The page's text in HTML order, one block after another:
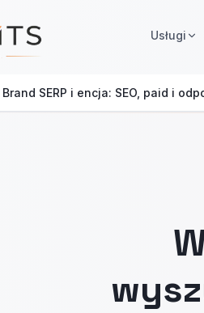
Usługi
Brand SERP i encja: SEO, paid i